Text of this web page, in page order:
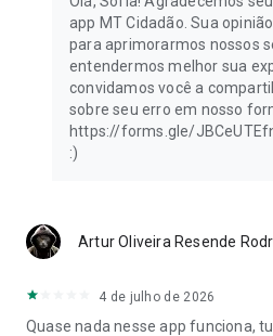
app MT Cidadão. Sua
para aprimorarmos nossos
entendermos melhor sua
convidamos você a
sobre seu erro em nosso
https://forms.gle/
:)
Artur Oliveira Resende
4 de julho de 2026
Quase nada nesse app funciona,